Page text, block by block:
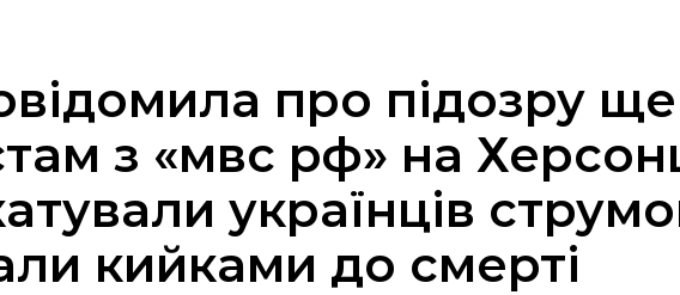
про підозру
з «мвс рф» на
українців
кийками до смерті